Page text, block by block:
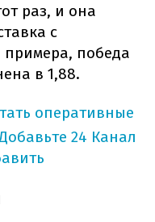
раз, и она
с
победа
в 1,88.
оперативные
24 Канал